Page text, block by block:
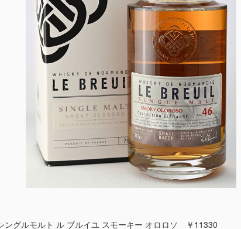
ングルモルト ル ブルイユ スモーキー オロロソ ￥11330